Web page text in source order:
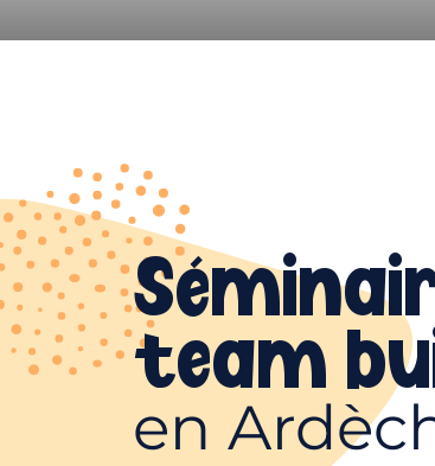
team
en